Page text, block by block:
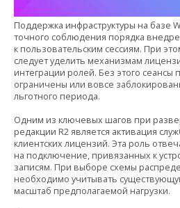
Поддержка инфраструктуры на базе
точного соблюдения порядка
к пользовательским сессиям. При
следует уделить механизмам
интеграции ролей. Без этого сеансы
ограничены или вовсе
льготного периода.
Одним из ключевых шагов при
редакции R2 является активация
клиентских лицензий. Эта роль
на подключение, привязанных к
записям. При выборе схемы
необходимо учитывать
масштаб предполагаемой нагрузки.